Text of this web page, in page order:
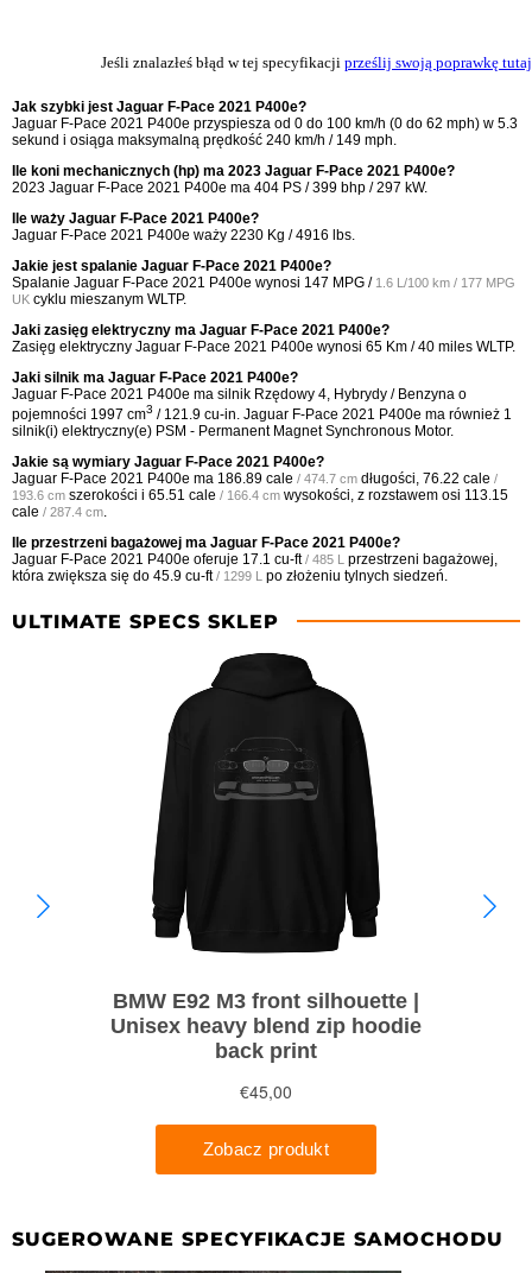
Jeśli znalazłeś błąd w tej specyfikacji prześlij swoją poprawkę tutaj
Jak szybki jest Jaguar F-Pace 2021 P400e?
Jaguar F-Pace 2021 P400e przyspiesza od 0 do 100 km/h (0 do 62 mph) w 5.3
sekund i osiąga maksymalną prędkość 240 km/h / 149 mph.
Ile koni mechanicznych (hp) ma 2023 Jaguar F-Pace 2021 P400e?
2023 Jaguar F-Pace 2021 P400e ma 404 PS / 399 bhp / 297 kW.
Ile waży Jaguar F-Pace 2021 P400e?
Jaguar F-Pace 2021 P400e waży 2230 Kg / 4916 lbs.
Jakie jest spalanie Jaguar F-Pace 2021 P400e?
Spalanie Jaguar F-Pace 2021 P400e wynosi 147 MPG / 1.6 L/100 km / 177 MPG
UK cyklu mieszanym WLTP.
Jaki zasięg elektryczny ma Jaguar F-Pace 2021 P400e?
Zasięg elektryczny Jaguar F-Pace 2021 P400e wynosi 65 Km / 40 miles WLTP.
Jaki silnik ma Jaguar F-Pace 2021 P400e?
Jaguar F-Pace 2021 P400e ma silnik Rzędowy 4, Hybrydy / Benzyna o
pojemności 1997 cm3 / 121.9 cu-in. Jaguar F-Pace 2021 P400e ma również 1
silnik(i) elektryczny(e) PSM - Permanent Magnet Synchronous Motor.
Jakie są wymiary Jaguar F-Pace 2021 P400e?
Jaguar F-Pace 2021 P400e ma 186.89 cale / 474.7 cm długości, 76.22 cale /
193.6 cm szerokości i 65.51 cale / 166.4 cm wysokości, z rozstawem osi 113.15
cale / 287.4 cm
Ile przestrzeni bagażowej ma Jaguar F-Pace 2021 P400e?
Jaguar F-Pace 2021 P400e oferuje 17.1 cu-ft / 485 L przestrzeni bagażowej,
która zwiększa się do 45.9 cu-ft / 1299 L po złożeniu tylnych siedzeń.
ULTIMATE SPECS SKLEP
SUGEROWANE SPECYFIKACJE SAMOCHODU